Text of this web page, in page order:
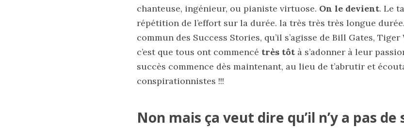
chanteuse, ingénieur, ou pianiste virtuose. On le devient. Le
répétition de l’effort sur la durée. la très très très longue
commun des Success Stories, qu’il s’agisse de Bill Gates, Tiger
c’est que tous ont commencé très tôtà s’adonner à leur
succès commence dès maintenant, au lieu de t’abrutir et
conspirationnistes !!!
Non mais ça veut dire qu’il n’y a pas